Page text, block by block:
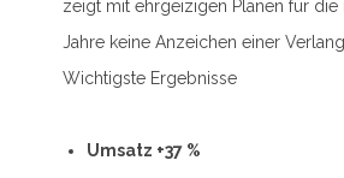
zeigt mit ehrgeizigen Plänen für die
Jahre keine Anzeichen einer
Wichtigste Ergebnisse
Umsatz +37 %